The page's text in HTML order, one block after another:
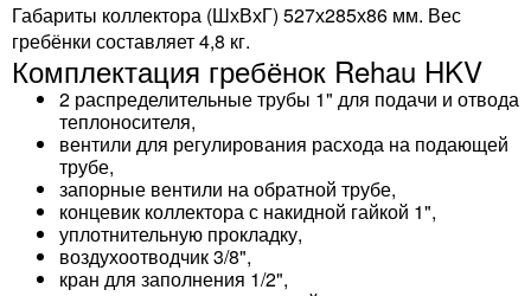
Габариты коллектора (ШхВхГ) 527х285х86 мм. Вес
гребёнки составляет 4,8 кг.
Комплектация гребёнок Rehau HKV
2 распределительные трубы 1" для подачи и отвода
теплоносителя,
вентили для регулирования расхода на подающей
трубе,
запорные вентили на обратной трубе,
концевик коллектора с накидной гайкой 1",
уплотнительную прокладку,
воздухоотводчик 3/8",
кран для заполнения 1/2",